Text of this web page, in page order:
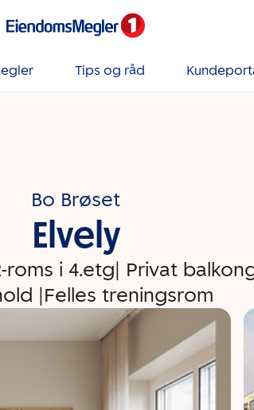
Tips og råd
Bo Brøset
Elvely
roms i 4.etg| Privat
|Felles treningsrom